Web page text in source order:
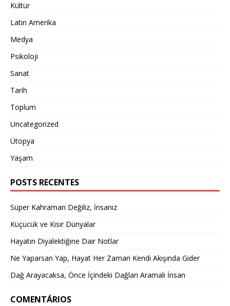
Kültür
Latin Amerika
Medya
Psikoloji
Sanat
Tarih
Toplum
Uncategorized
Ütopya
Yaşam
POSTS RECENTES
Süper Kahraman Değiliz, İnsanız
Küçücük ve Kısır Dünyalar
Hayatın Diyalektiğine Dair Notlar
Ne Yaparsan Yap, Hayat Her Zaman Kendi Akışında Gider
Dağ Arayacaksa, Önce İçindeki Dağları Aramalı İnsan
COMENTÁRIOS